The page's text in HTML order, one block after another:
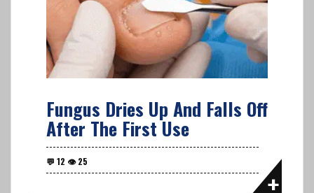
Fungus Dries Up And Falls Off
After The First Use